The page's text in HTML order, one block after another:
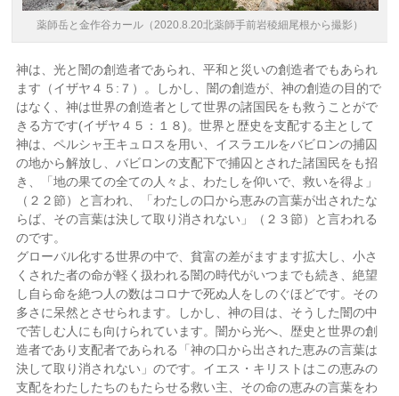
薬師岳と金作谷カール（2020.8.20北薬師手前岩稜細尾根から撮影）
神は、光と闇の創造者であられ、平和と災いの創造者でもあられ
ます（イザヤ４５:７）。しかし、闇の創造が、神の創造の目的で
はなく、神は世界の創造者として世界の諸国民をも救うことがで
きる方です(イザヤ４５：１８)。世界と歴史を支配する主として
神は、ペルシャ王キュロスを用い、イスラエルをバビロンの捕囚
の地から解放し、バビロンの支配下で捕囚とされた諸国民をも招
き、「地の果ての全ての人々よ、わたしを仰いで、救いを得よ」
（２２節）と言われ、「わたしの口から恵みの言葉が出されたな
らば、その言葉は決して取り消されない」（２３節）と言われる
のです。
グローバル化する世界の中で、貧富の差がますます拡大し、小さ
くされた者の命が軽く扱われる闇の時代がいつまでも続き、絶望
し自ら命を絶つ人の数はコロナで死ぬ人をしのぐほどです。その
多さに呆然とさせられます。しかし、神の目は、そうした闇の中
で苦しむ人にも向けられています。闇から光へ、歴史と世界の創
造者であり支配者であられる「神の口から出された恵みの言葉は
決して取り消されない」のです。イエス・キリストはこの恵みの
支配をわたしたちのもたらせる救い主、その命の恵みの言葉をわ